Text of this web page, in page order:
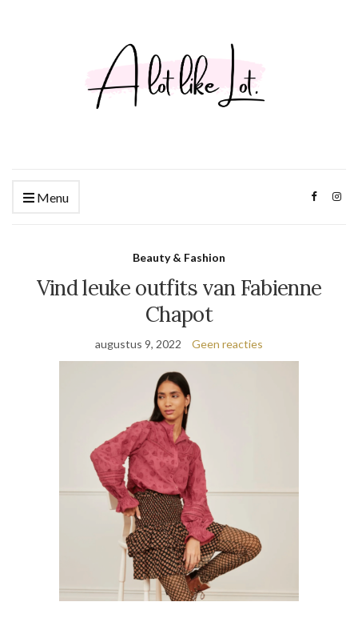
Menu
Beauty & Fashion
Vind leuke outfits van Fabienne
Chapot
augustus 9, 2022 Geen reacties